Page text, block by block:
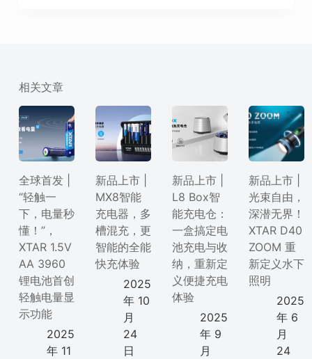
相关文章
全球首发 |
“轻触一
下，电量秒
懂！”，
XTAR 1.5V
AA 3960
锂电池首创
轻触电量显
示功能
2025
年 11
新品上市 |
MX8智能
充电器，多
槽混充，更
智能的全能
快充体验
2025
年 10
月
24
日
新品上市 |
L8 Box智
能充电仓：
一盒搞定电
池充电与收
纳，重新定
义便捷充电
体验
2025
年 9
月
新品上市 |
光束自由，
深潜无界！
XTAR D40
ZOOM 重
新定义水下
照明
2025
年 6
月
24